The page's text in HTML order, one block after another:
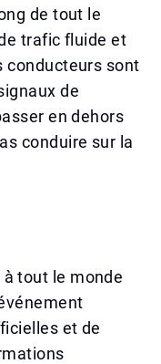
de tout le
trafic fluide et
conducteurs sont
de
en dehors
conduire sur la
tout le monde
et de